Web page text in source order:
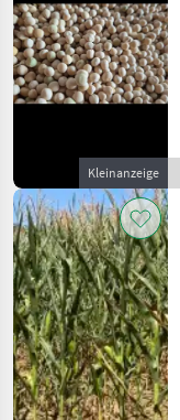
Kleinanzeige